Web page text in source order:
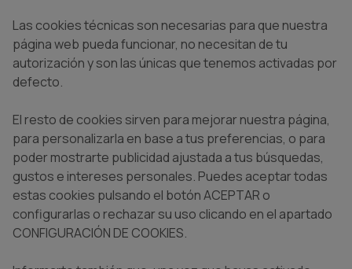
Las cookies técnicas son necesarias para que nuestra
página web pueda funcionar, no necesitan de tu
autorización y son las únicas que tenemos activadas por
defecto.
El resto de cookies sirven para mejorar nuestra página,
para personalizarla en base a tus preferencias, o para
poder mostrarte publicidad ajustada a tus búsquedas,
gustos e intereses personales. Puedes aceptar todas
estas cookies pulsando el botón ACEPTAR o
configurarlas o rechazar su uso clicando en el apartado
CONFIGURACIÓN DE COOKIES.